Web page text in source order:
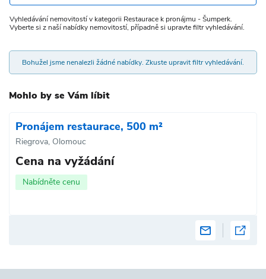
Vyhledávání nemovitostí v kategorii Restaurace k pronájmu - Šumperk.
Vyberte si z naší nabídky nemovitostí, případně si upravte filtr vyhledávání.
Bohužel jsme nenalezli žádné nabídky. Zkuste upravit filtr vyhledávání.
Mohlo by se Vám líbit
Pronájem restaurace, 500 m²
Riegrova, Olomouc
Cena na vyžádání
Nabídněte cenu